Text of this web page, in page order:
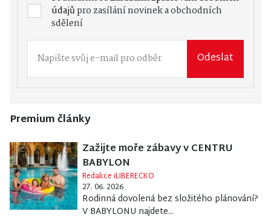
údajůpro zasílání novinek a obchodních
sdělení
Odeslat
Premium články
Zažijte moře zábavy v CENTRU
BABYLON
Redakce iLIBERECKO
27. 06. 2026
Rodinná dovolená bez složitého plánování?
V BABYLONU najdete...